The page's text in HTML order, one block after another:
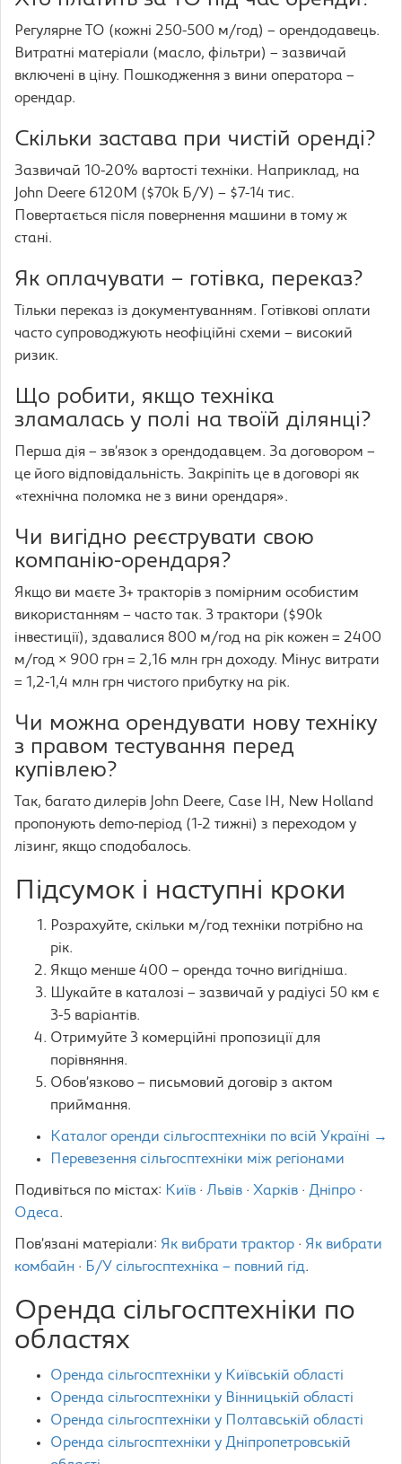
Регулярне ТО (кожні 250-500 м/год) – орендодавець.
Витратні матеріали (масло, фільтри) – зазвичай
включені в ціну. Пошкодження з вини оператора –
орендар.
Скільки застава при чистій оренді?
Зазвичай 10-20% вартості техніки. Наприклад, на
John Deere 6120M ($70k Б/У) – $7-14 тис.
Повертається після повернення машини в тому ж
стані.
Як оплачувати – готівка, переказ?
Тільки переказ із документуванням. Готівкові оплати
часто супроводжують неофіційні схеми – високий
ризик.
Що робити, якщо техніка
зламалась у полі на твоїй ділянці?
Перша дія – зв’язок з орендодавцем. За договором –
це його відповідальність. Закріпіть це в договорі як
«технічна поломка не з вини орендаря».
Чи вигідно реєструвати свою
компанію-орендаря?
Якщо ви маєте 3+ тракторів з помірним особистим
використанням – часто так. 3 трактори ($90k
інвестиції), здавалися 800 м/год на рік кожен = 2400
м/год × 900 грн = 2,16 млн грн доходу. Мінус витрати
= 1,2-1,4 млн грн чистого прибутку на рік.
Чи можна орендувати нову техніку
з правом тестування перед
купівлею?
Так, багато дилерів John Deere, Case IH, New Holland
пропонують demo-період (1-2 тижні) з переходом у
лізинг, якщо сподобалось.
Підсумок і наступні кроки
Розрахуйте, скільки м/год техніки потрібно на
рік.
Якщо менше 400 – оренда точно вигідніша.
Шукайте в каталозі – зазвичай у радіусі 50 км є
3-5 варіантів.
Отримуйте 3 комерційні пропозиції для
порівняння.
Обов’язково – письмовий договір з актом
приймання.
Каталог оренди сільгосптехніки по всій Україні →
Перевезення сільгосптехніки між регіонами
Подивіться по містах: Київ · Львів · Харків · Дніпро ·
Одеса.
Пов’язані матеріали: Як вибрати трактор · Як вибрати
комбайн · Б/У сільгосптехніка – повний гід.
Оренда сільгосптехніки по
областях
Оренда сільгосптехніки у Київській області
Оренда сільгосптехніки у Вінницькій області
Оренда сільгосптехніки у Полтавській області
Оренда сільгосптехніки у Дніпропетровській